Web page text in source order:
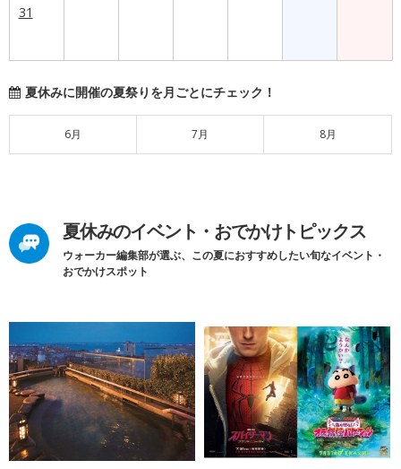
31
夏休みに開催の夏祭りを月ごとにチェック！
6月 7月 8月
夏休みのイベント・おでかけトピックス
ウォーカー編集部が選ぶ、この夏におすすめしたい旬なイベント・
おでかけスポット